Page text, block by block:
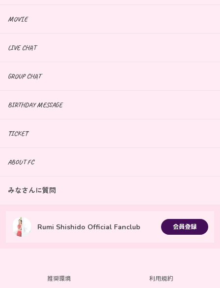
MOVIE
LIVE CHAT
GROUP CHAT
BIRTHDAY MESSAGE
TICKET
ABOUT FC
みなさんに質問
Rumi Shishido Official Fanclub 会員登録
推奨環境 利用規約